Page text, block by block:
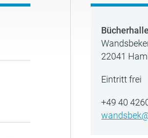
22041
Eintritt frei
+49 40